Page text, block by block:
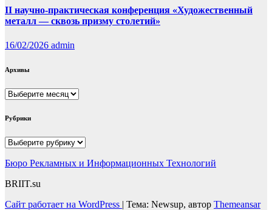
II научно-практическая конференция «Художественный
металл — сквозь призму столетий»
16/02/2026 admin
Архивы
Архивы
Рубрики
Рубрики
Бюро Рекламных и Информационных Технологий
BRIIT.su
Сайт работает на WordPress | Тема: Newsup, автор Themeansar